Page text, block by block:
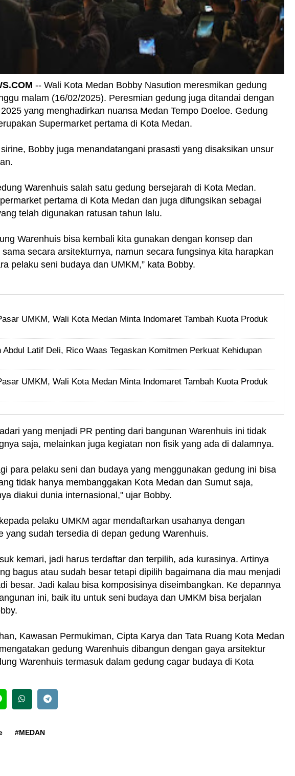
-- Wali Kota Medan Bobby Nasution meresmikan gedung
malam (16/02/2025). Peresmian gedung juga ditandai dengan
yang menghadirkan nuansa Medan Tempo Doeloe. Gedung
Supermarket pertama di Kota Medan.
Bobby juga menandatangani prasasti yang disaksikan unsur
Warenhuis salah satu gedung bersejarah di Kota Medan.
pertama di Kota Medan dan juga difungsikan sebagai
telah digunakan ratusan tahun lalu.
Warenhuis bisa kembali kita gunakan dengan konsep dan
secara arsitekturnya, namun secara fungsinya kita harapkan
pelaku seni budaya dan UMKM,” kata Bobby.
UMKM, Wali Kota Medan Minta Indomaret Tambah Kuota Produk
Abdul Latif Deli, Rico Waas Tegaskan Komitmen Perkuat Kehidupan
UMKM, Wali Kota Medan Minta Indomaret Tambah Kuota Produk
yang menjadi PR penting dari bangunan Warenhuis ini tidak
saja, melainkan juga kegiatan non fisik yang ada di dalamnya.
para pelaku seni dan budaya yang menggunakan gedung ini bisa
tidak hanya membanggakan Kota Medan dan Sumut saja,
diakui dunia internasional," ujar Bobby.
pelaku UMKM agar mendaftarkan usahanya dengan
yang sudah tersedia di depan gedung Warenhuis.
kemari, jadi harus terdaftar dan terpilih, ada kurasinya. Artinya
bagus atau sudah besar tetapi dipilih bagaimana dia mau menjadi
besar. Jadi kalau bisa komposisinya diseimbangkan. Ke depannya
ini, baik itu untuk seni budaya dan UMKM bisa berjalan
Kawasan Permukiman, Cipta Karya dan Tata Ruang Kota Medan
gedung Warenhuis dibangun dengan gaya arsitektur
Warenhuis termasuk dalam gedung cagar budaya di Kota
#MEDAN